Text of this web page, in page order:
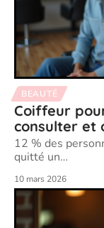
BEAUTÉ
Coiffeur
consulter et
12 % des
quitté un…
10 mars 2026